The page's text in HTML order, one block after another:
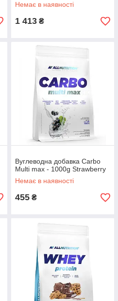
Немає в наявності
1 413 ₴
Вуглеводна добавка Carbo
Multi max - 1000g Strawberry
Немає в наявності
455 ₴